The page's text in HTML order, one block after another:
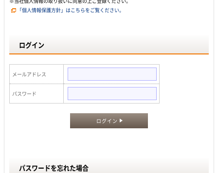
「個人情報保護方針」はこちらをご覧ください。
ログイン
メールアドレス
パスワード
ログイン
パスワードを忘れた場合